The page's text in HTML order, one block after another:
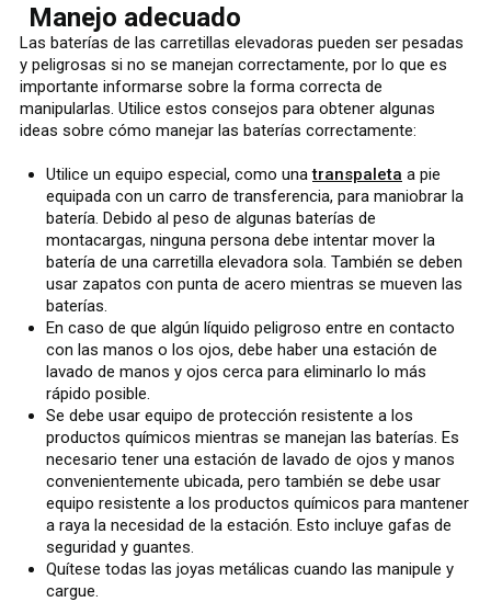
Manejo adecuado
Las baterías de las carretillas elevadoras pueden ser pesadas
y peligrosas si no se manejan correctamente, por lo que es
importante informarse sobre la forma correcta de
manipularlas. Utilice estos consejos para obtener algunas
ideas sobre cómo manejar las baterías correctamente:
Utilice un equipo especial, como unatranspaleta a pie
equipada con un carro de transferencia, para maniobrar la
batería. Debido al peso de algunas baterías de
montacargas, ninguna persona debe intentar mover la
batería de una carretilla elevadora sola. También se deben
usar zapatos con punta de acero mientras se mueven las
baterías.
En caso de que algún líquido peligroso entre en contacto
con las manos o los ojos, debe haber una estación de
lavado de manos y ojos cerca para eliminarlo lo más
rápido posible.
Se debe usar equipo de protección resistente a los
productos químicos mientras se manejan las baterías. Es
necesario tener una estación de lavado de ojos y manos
convenientemente ubicada, pero también se debe usar
equipo resistente a los productos químicos para mantener
a raya la necesidad de la estación. Esto incluye gafas de
seguridad y guantes.
Quítese todas las joyas metálicas cuando las manipule y
cargue.